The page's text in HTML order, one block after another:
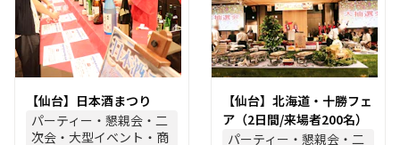
【仙台】日本酒まつり
パーティー・懇親会・二
次会・大型イベント・商
【仙台】北海道・十勝フェ
ア（2日間/来場者200名）
パーティー・懇親会・二